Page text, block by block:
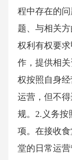
程中存在的
题、与相关
权利有权要
作，提供相
权按照自身
运营，但不
规。2.义务按
项。在接收
堂的日常运